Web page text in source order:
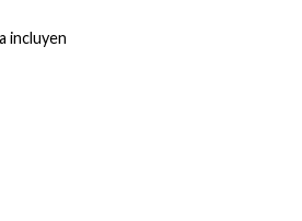
incluyen